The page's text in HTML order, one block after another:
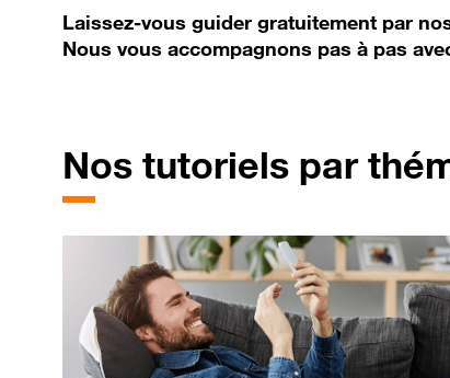
Laissez-vous guider gratuitement par
Nous vous accompagnons pas à pas
Nos tutoriels par